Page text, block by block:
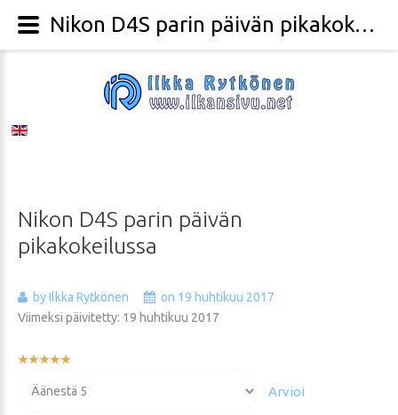
Nikon D4S parin päivän
pikakokeilussa
by Ilkka Rytkönen
on 19 huhtikuu 2017
Viimeksi päivitetty: 19 huhtikuu 2017
Käyttäjän
arvioida
Nikon D4S parin päivän pikakokeilussa - Valokuvaaja Ilkka Rytkönen